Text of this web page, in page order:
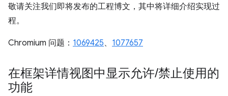
敬请关注我们即将发布的工程博文，其中将详细介绍实现过
程。
Chromium 问题： 1069425、 1077657
在框架详情视图中显示允许/禁止使用的
功能